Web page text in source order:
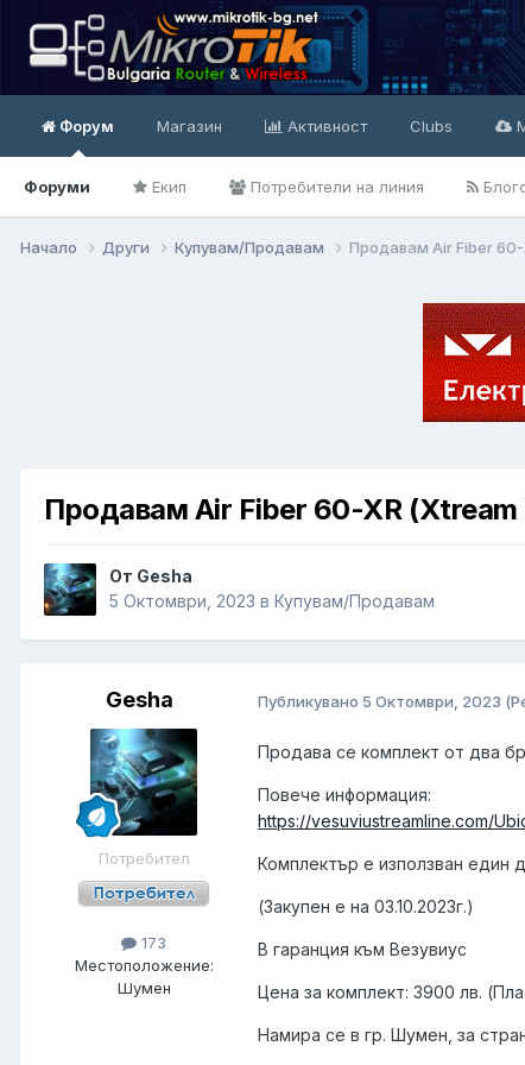
Форум
Форуми Екип Потребители на линия
Магазин Активност Clubs
Начало Други Купувам/Продавам Продавам Air Fiber 60-
Продавам Air Fiber 60-XR (Xtream
От Gesha
5 Октомври, 2023 в Купувам/Продавам
Gesha
Потребител
173
Местоположение:
Шумен
Публикувано 5 Октомври, 2023
Продава се комплект от два
Повече информация:
https://vesuviustreamline.com/
Комплектър е използван един
(Закупен е на 03.10.2023г.)
В гаранция към Везувиус
Цена за комплект: 3900 лв.
Намира се в гр. Шумен, за